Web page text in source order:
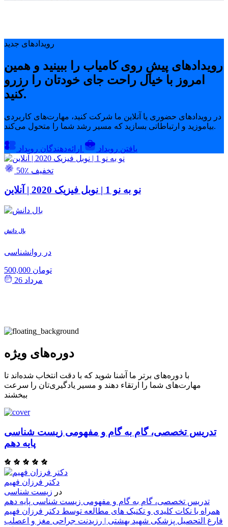
رویدادهای جدید
رویدادهای پیشِ روی کامیاب را ببینید و همین
امروز با خیال راحت جای خودتان را رزرو
کنید.
در رویدادهای حضوری یا آنلاین ما شرکت کنید، مهارت‌های کاربردی
بیاموزید و ارتباطاتی بسازید که مسیر رشد شما را متحول می‌کند.
یافتن رویداد ارائه‌دهندگان رویداد
50٪ تخفیف
نو به نو 1 | نوبل فیزیک 2020 | آنلاین
بال دانش
در روانشناسی
500,000 تومان
مرداد 26
دوره‌های ویژه
با دوره‌های برتر ما آشنا شوید که با دقت انتخاب شده‌اند تا
مهارت‌های شما را ارتقاء دهند و مسیر یادگیری‌تان را سرعت
ببخشند
تدریس تخصصی، گام به گام و مفهومی زیست شناسی
پایه دهم
دکتر فرزان فهیم
در زیست شناسی
تدریس تخصصی، گام به گام و مفهومی زیست شناسی پایه دهم
همراه با نکات کلیدی و تکنیک های مطالعه توسط دکتر فرزان فهیم
فارغ التحصیل پزشکی شهید بهشتی | رزیدنت جراحی مغز و اعصلب